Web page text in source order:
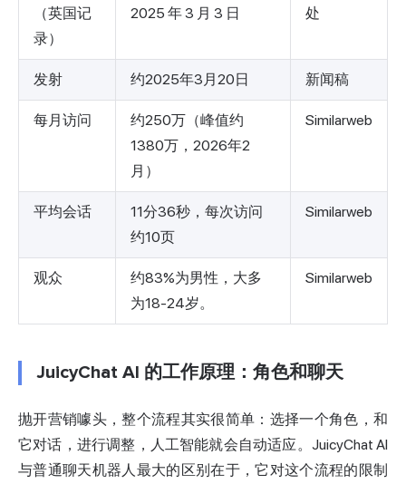
（英国记
录）
2025 年 3 月 3 日
处
发射 约2025年3月20日 新闻稿
每月访问
约250万（峰值约
1380万，2026年2
月）
Similarweb
平均会话
11分36秒，每次访问
约10页
Similarweb
观众
约83%为男性，大多
为18-24岁。
Similarweb
JuicyChat AI 的工作原理：角色和聊天
抛开营销噱头，整个流程其实很简单：选择一个角色，和
它对话，进行调整，人工智能就会自动适应。JuicyChat AI
与普通聊天机器人最大的区别在于，它对这个流程的限制